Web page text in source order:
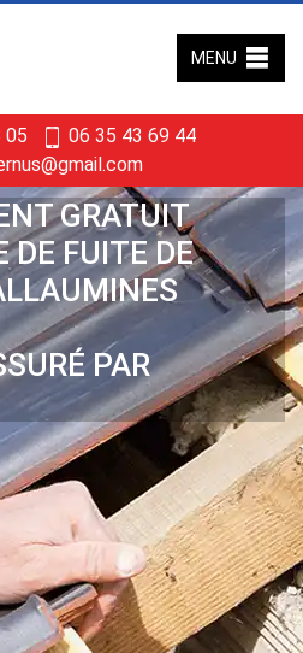
05
06 35 43 69 44
MENU
GRATUIT
DE FUITE DE
PAR